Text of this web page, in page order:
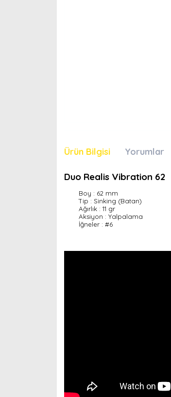
Ürün Bilgisi Yorumlar
Duo Realis Vibration 62
Boy : 62 mm
Tip : Sinking (Batan)
Ağırlık : 11 gr
Aksiyon : Yalpalama
İğneler : #6